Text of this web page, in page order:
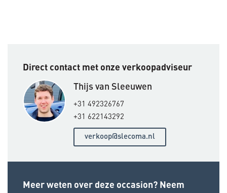
Meer weten over deze occasion? Neem
Direct contact met onze verkoopadviseur
Thijs van Sleeuwen
+31 492326767
+31 622143292
verkoop@slecoma.nl